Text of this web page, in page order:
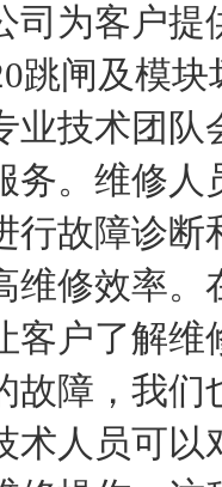
司为客户
跳闸及模
业技术团
务。维修
行故障诊
维修效率
客户了解维
故障，我
术人员可